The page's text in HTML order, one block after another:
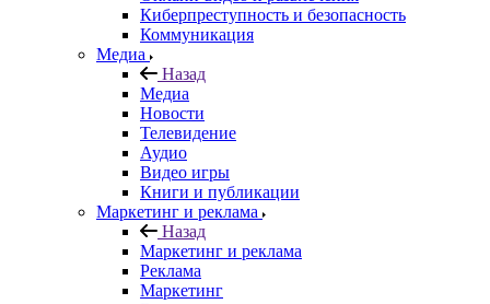
Киберпреступность и безопасность
Коммуникация
Медиа
Назад
Медиа
Новости
Телевидение
Аудио
Видео игры
Книги и публикации
Маркетинг и реклама
Назад
Маркетинг и реклама
Реклама
Маркетинг